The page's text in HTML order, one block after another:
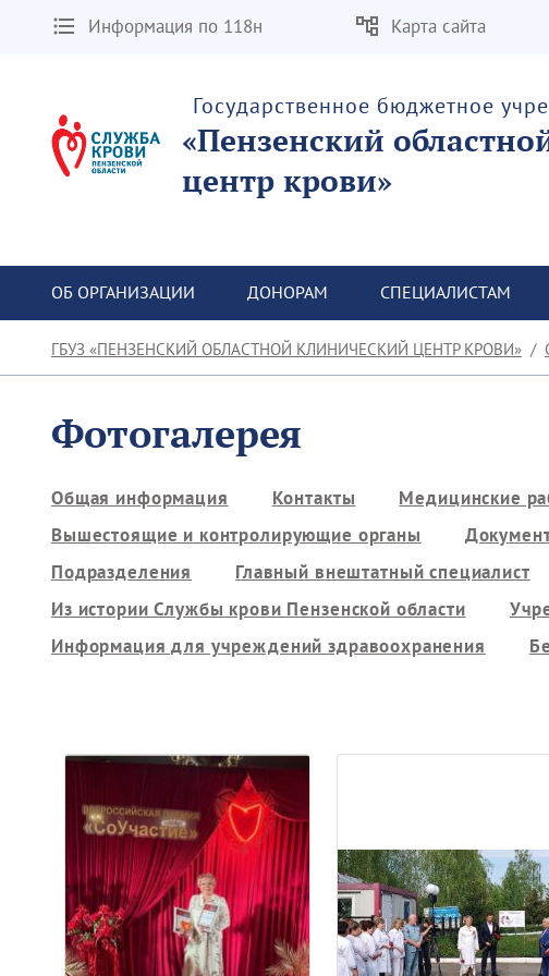
Информация по 118н Карта сайта
Государственное бюджетное
«Пензенский
центр крови»
ОБ ОРГАНИЗАЦИИ ДОНОРАМ СПЕЦИАЛИСТАМ
ГБУЗ «ПЕНЗЕНСКИЙ ОБЛАСТНОЙ КЛИНИЧЕСКИЙ ЦЕНТР КРОВИ»
Фотогалерея
Общая информация Контакты Медицинские
Вышестоящие и контролирующие органы
Подразделения
Главный внештатный специалист
Из истории Службы крови Пензенской области
Информация для учреждений здравоохранения